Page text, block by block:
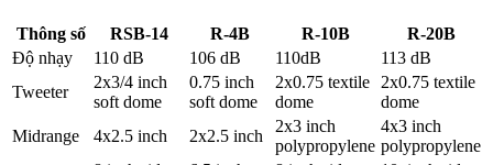
Thông số RSB-14 R-4B R-10B
R-20B
Độ nhạy
110 dB 106 dB 110dB
113 dB
Tweeter
2x3/4 inch
soft dome
0.75 inch
soft dome
2x0.75 textile
dome
2x0.75 textile
dome
Midrange
4x2.5 inch 2x2.5 inch
2x3 inch
polypropylene
4x3 inch
polypropylene